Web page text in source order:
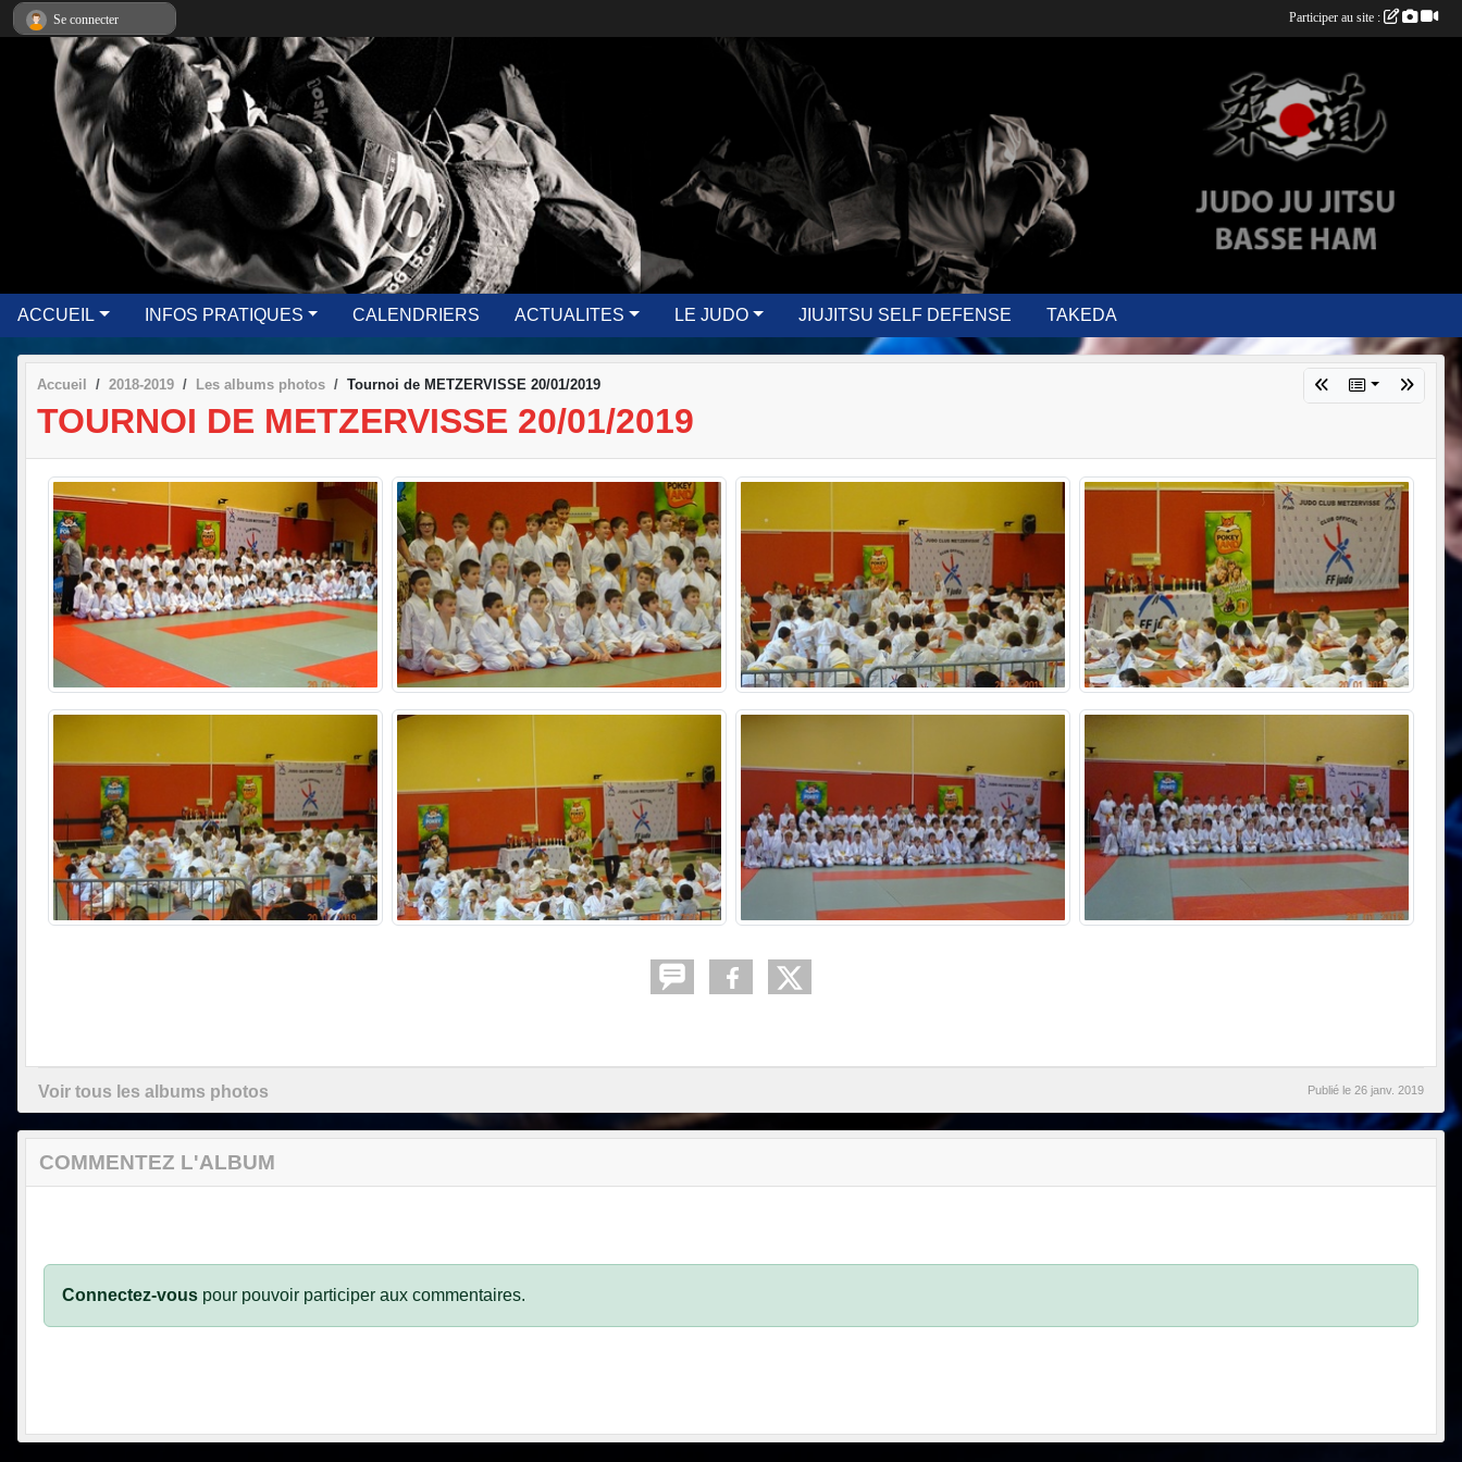
ACCUEIL INFOS PRATIQUES CALENDRIERS ACTUALITES LE JUDO JIUJITSU SELF DEFENSE TAKEDA
Accueil 2018-2019 Les albums photos Tournoi de METZERVISSE 20/01/2019
TOURNOI DE METZERVISSE 20/01/2019
Voir tous les albums photos Publié le 26 janv. 2019
COMMENTEZ L'ALBUM
Connectez-vous pour pouvoir participer aux commentaires.
Se connecter Participer au site :
Panneau de gestion des cookies